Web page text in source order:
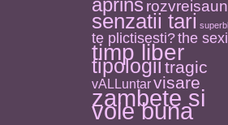
aprins
senzatii tari
te plictisesti?the
timp liber
tipologiitragic
vALLuntarvisare
zambete si
voie buna